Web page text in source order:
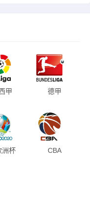
甲 德甲
洲杯 CBA